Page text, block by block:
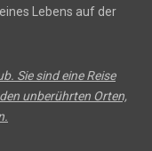
Lebens auf der
Sie sind eine Reise
unberührten Orten,